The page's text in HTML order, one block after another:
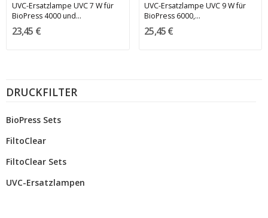
DRUCKFILTER
BioPress Sets
FiltoClear
FiltoClear Sets
UVC-Ersatzlampen
UVC-Ersatzlampe UVC 7 W für
BioPress 4000 und...
23,45 €
UVC-Ersatzlampe UVC 9 W für
BioPress 6000,...
25,45 €